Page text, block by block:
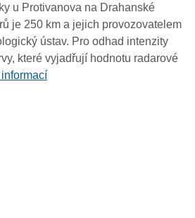
u Protivanova na Drahanské
je 250 km a jejich provozovatelem
ústav. Pro odhad intenzity
které vyjadřují hodnotu radarové